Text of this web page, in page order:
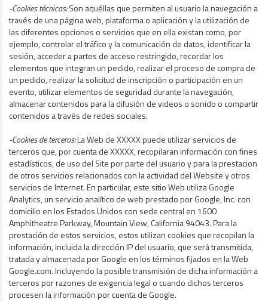
-Cookies técnicas:Son aquéllas que permiten al usuario la navegación a
través de una página web, plataforma o aplicación y la utilización de
las diferentes opciones o servicios que en ella existan como, por
ejemplo, controlar el tráfico y la comunicación de datos, identificar la
sesión, acceder a partes de acceso restringido, recordar los
elementos que integran un pedido, realizar el proceso de compra de
un pedido, realizar la solicitud de inscripción o participación en un
evento, utilizar elementos de seguridad durante la navegación,
almacenar contenidos para la difusión de videos o sonido o compartir
contenidos a través de redes sociales.
-Cookies de terceros:La Web de XXXXX puede utilizar servicios de
terceros que, por cuenta de XXXXX, recopilaran información con fines
estadísticos, de uso del Site por parte del usuario y para la prestacion
de otros servicios relacionados con la actividad del Website y otros
servicios de Internet. En particular, este sitio Web utiliza Google
Analytics, un servicio analítico de web prestado por Google, Inc. con
domicilio en los Estados Unidos con sede central en 1600
Amphitheatre Parkway, Mountain View, California 94043. Para la
prestación de estos servicios, estos utilizan cookies que recopilan la
información, incluida la dirección IP del usuario, que será transmitida,
tratada y almacenada por Google en los términos fijados en la Web
Google.com. Incluyendo la posible transmisión de dicha información a
terceros por razones de exigencia legal o cuando dichos terceros
procesen la información por cuenta de Google.